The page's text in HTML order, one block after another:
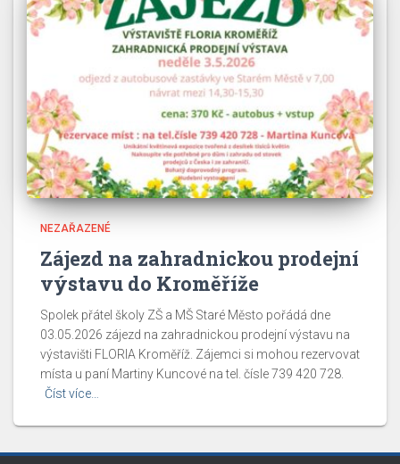
NEZAŘAZENÉ
Zájezd na zahradnickou prodejní
výstavu do Kroměříže
Spolek přátel školy ZŠ a MŠ Staré Město pořádá dne
03.05.2026 zájezd na zahradnickou prodejní výstavu na
výstavišti FLORIA Kroměříž. Zájemci si mohou rezervovat
místa u paní Martiny Kuncové na tel. čísle 739 420 728.
Číst více…